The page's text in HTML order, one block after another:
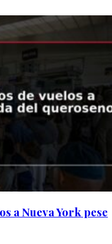
a Nueva York pese